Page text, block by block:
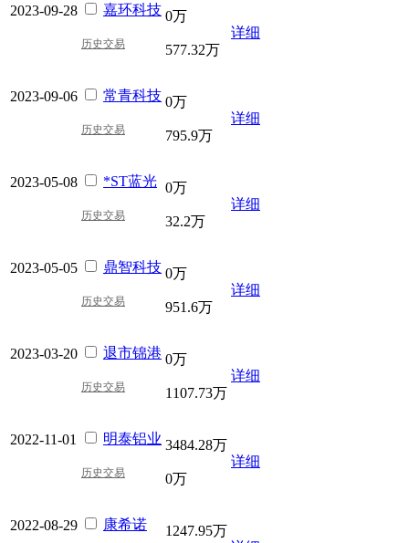
2023-09-28 嘉环科技
历史交易
0万
577.32万
详细
2023-09-06 常青科技
历史交易
0万
795.9万
详细
2023-05-08 *ST蓝光
历史交易
0万
32.2万
详细
2023-05-05 鼎智科技
历史交易
0万
951.6万
详细
2023-03-20 退市锦港
历史交易
0万
1107.73万
详细
2022-11-01 明泰铝业
历史交易
3484.28万
0万
详细
2022-08-29 康希诺
1247.95万